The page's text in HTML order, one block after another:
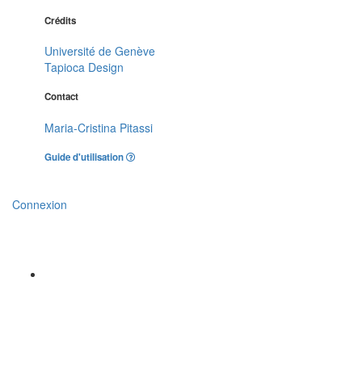
Crédits
Université de Genève
Tapioca Design
Contact
Maria-Cristina Pitassi
Guide d'utilisation
Connexion